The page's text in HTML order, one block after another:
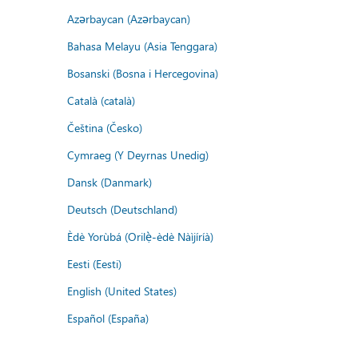
Azərbaycan (Azərbaycan)
Bahasa Melayu (Asia Tenggara)
Bosanski (Bosna i Hercegovina)
Català (català)
Čeština (Česko)
Cymraeg (Y Deyrnas Unedig)
Dansk (Danmark)
Deutsch (Deutschland)
Èdè Yorùbá (Orilẹ̀-èdè Nàìjíríà)
Eesti (Eesti)
English (United States)
Español (España)